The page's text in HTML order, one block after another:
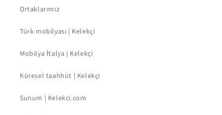
Ortaklarımız
Türk mobilyası | Kelekçi
Mobilya İtalya | Kelekçi
Küresel taahhüt | Kelekçi
Sunum | Kelekci.com